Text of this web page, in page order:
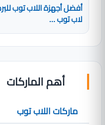
لاب توب ...
أهم الماركات
ماركات اللاب توب